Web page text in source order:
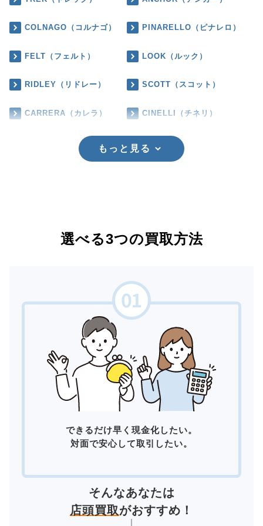
COLNAGO（コルナゴ） PINARELLO（ピナレロ）
FELT（フェルト） LOOK（ルック）
RIDLEY（リドレー） SCOTT（スコット）
CARRERA（カレラ） CINELLI（チネリ）
もっと見る
選べる3つの買取方法
できるだけ早く現金化したい。
対面で安心して取引したい。
そんなあなたは
店頭買取がおすすめ！